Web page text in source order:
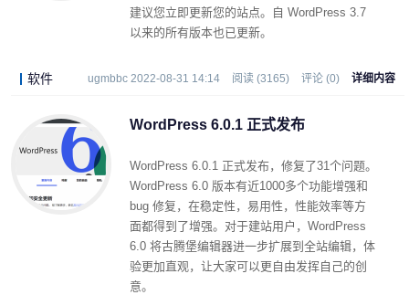
建议您立即更新您的站点。自 WordPress 3.7
以来的所有版本也已更新。
软件 ugmbbc 2022-08-31 14:14 阅读 (3165) 评论 (0) 详细内容
WordPress 6.0.1 正式发布
WordPress 6.0.1 正式发布，修复了31个问题。
WordPress 6.0 版本有近1000多个功能增强和
bug 修复，在稳定性，易用性，性能效率等方
面都得到了增强。对于建站用户，WordPress
6.0 将古腾堡编辑器进一步扩展到全站编辑，体
验更加直观，让大家可以更自由发挥自己的创
意。